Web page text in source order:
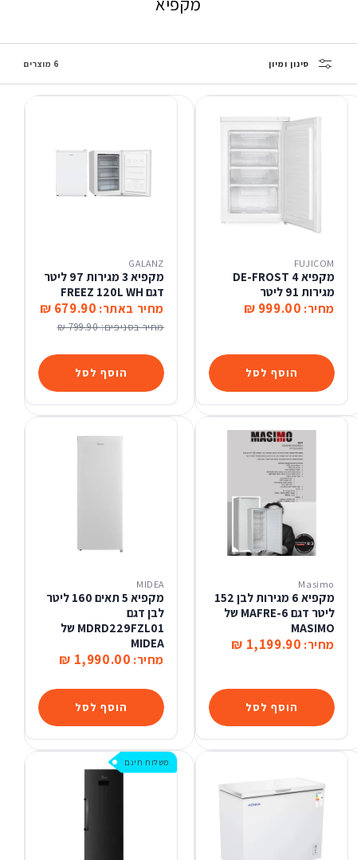
סינון ומיון 6 מוצרים
הוסף לסל
FUJICOM
מקפיא DE-FROST 4
מגירות 91 ליטר
מחיר: 999.00 ₪
הוסף לסל
GALANZ
מקפיא 3 מגירות 97 ליטר
דגם FREEZ 120L WH
מחיר באתר: 679.90 ₪
מחיר בסניפים:799.90 ₪
הוסף לסל
Masimo
מקפיא 6 מגירות לבן 152
ליטר דגם MAFRE-6 של
MASIMO
מחיר: 1,199.90 ₪
הוסף לסל
MIDEA
מקפיא 5 תאים 160 ליטר
לבן דגם
MDRD229FZL01 של
MIDEA
מחיר: 1,990.00 ₪
משלוח חינם